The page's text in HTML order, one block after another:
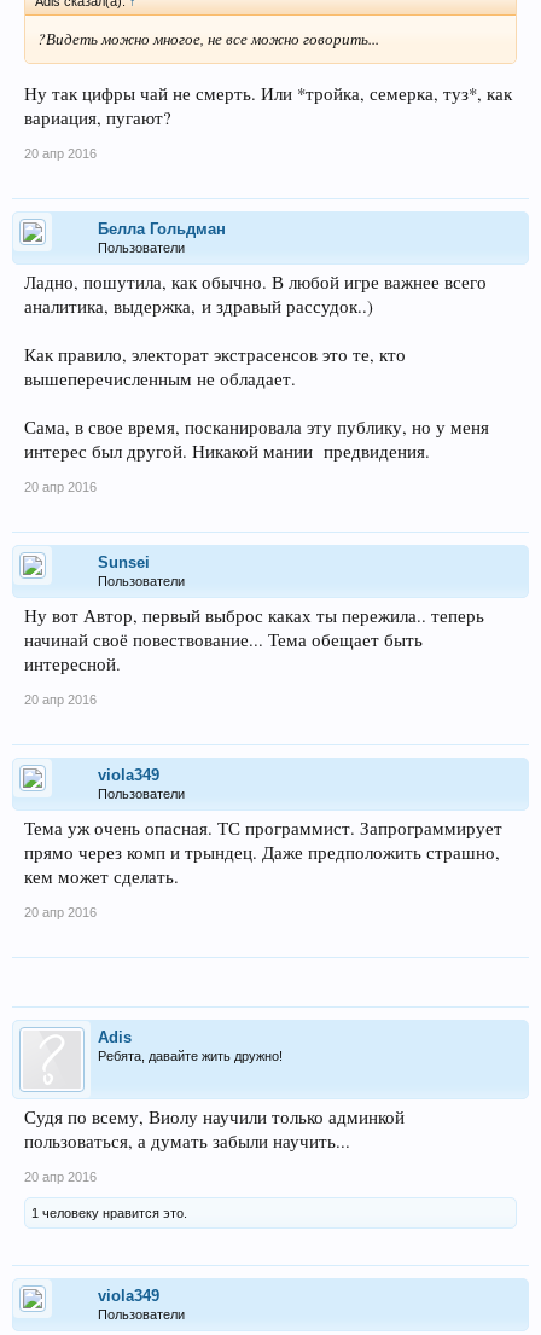
?Видеть можно многое, не все можно говорить...
Ну так цифры чай не смерть. Или *тройка, семерка, туз*, как
вариация, пугают?
20 апр 2016
Беллa Гольдман
Пользователи
Ладно, пошутила, как обычно. В любой игре важнее всего
аналитика, выдержка, и здравый рассудок..)
Как правило, электорат экстрасенсов это те, кто
вышеперечисленным не обладает.
Сама, в свое время, посканировала эту публику, но у меня
интерес был другой. Никакой мании предвидения.
20 апр 2016
Sunsei
Пользователи
Ну вот Автор, первый выброс каках ты пережила.. теперь
начинай своё повествование... Тема обещает быть
интересной.
20 апр 2016
viola349
Пользователи
Тема уж очень опасная. ТС программист. Запрограммирует
прямо через комп и трындец. Даже предположить страшно,
кем может сделать.
20 апр 2016
Adis
Ребята, давайте жить дружно!
Судя по всему, Виолу научили только админкой
пользоваться, а думать забыли научить...
20 апр 2016
1 человеку нравится это.
viola349
Пользователи